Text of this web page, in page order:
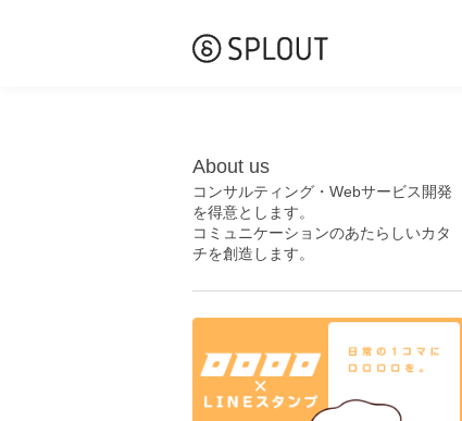
About us
コンサルティング・Webサービス開発
を得意とします。
コミュニケーションのあたらしいカタ
チを創造します。